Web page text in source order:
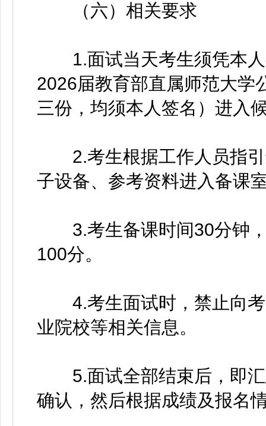
（六）相关要求
1.面试当天考生须凭本人
2026届教育部直属师范大学
三份，均须本人签名）进入
2.考生根据工作人员指引
子设备、参考资料进入备课
3.考生备课时间30分钟，
100分。
4.考生面试时，禁止向考
业院校等相关信息。
5.面试全部结束后，即汇
确认，然后根据成绩及报名